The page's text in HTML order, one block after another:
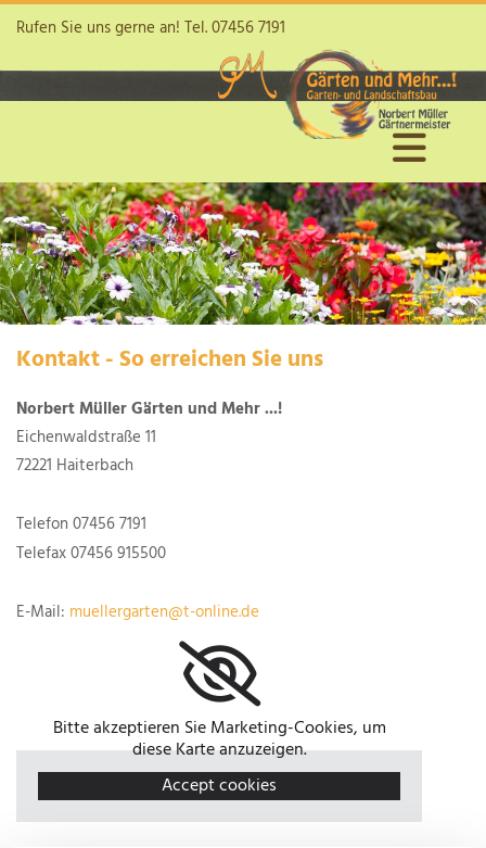
Rufen Sie uns gerne an! Tel.07456 7191
Kontakt - So erreichen Sie uns
Norbert Müller Gärten und Mehr ...!
Eichenwaldstraße 11
72221 Haiterbach
Telefon 07456 7191
Telefax 07456 915500
E-Mail: muellergarten@t-online.de
Bitte akzeptieren Sie Marketing-Cookies, um
diese Karte anzuzeigen.
Accept cookies